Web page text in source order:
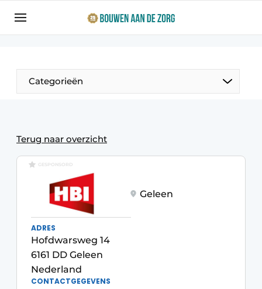
Aanmelden
Bedrijven
Bouwen aan de Zorg | Vakblad over bouw en
Evenement aanmelden
Jaarboek
Jubileumboek
Meest gelezen
Nieuwsbrief
Podcasts
Categorieën
Productinformatie
Evenementen
Ziekenhuizen
Woonzorg & Verpleeghuizen
Privéklinieken
Terug naar overzicht
GESPONSORD
Geleen
ADRES
Hofdwarsweg 14
6161 DD Geleen
Nederland
CONTACTGEGEVENS